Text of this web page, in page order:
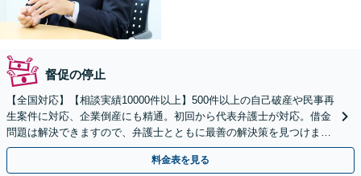
督促の停止
【全国対応】【相談実績10000件以上】500件以上の自己破産や民事再
生案件に対応、企業倒産にも精通。初回から代表弁護士が対応。借金
問題は解決できますので、弁護士とともに最善の解決策を見つけまし
ょう【初回相談無料】【法テラス利用可】
料金表を見る